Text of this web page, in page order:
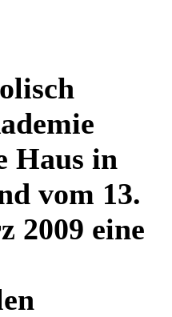
Haus in
vom 13.
2009 eine